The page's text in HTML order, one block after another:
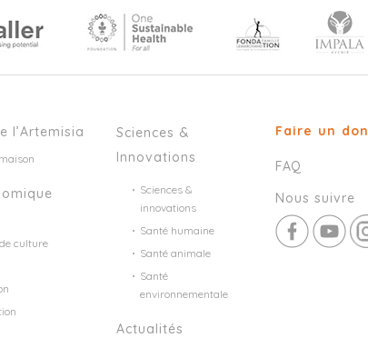
l’Artemisia
culture
Sciences &
Innovations
Sciences &
innovations
Santé humaine
Santé animale
Santé
environnementale
Actualités
Faire un don
FAQ
Nous suivre